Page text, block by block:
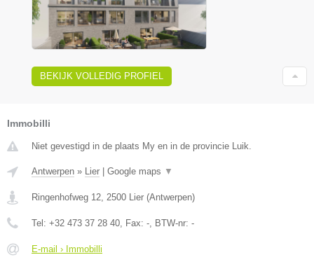
BEKIJK VOLLEDIG PROFIEL
Immobilli
Niet gevestigd in de plaats My en in de provincie Luik.
Antwerpen » Lier Google maps ▼
Ringenhofweg 12, 2500 Lier (Antwerpen)
Tel: +32 473 37 28 40, Fax: -, BTW-nr: -
E-mail › Immobilli